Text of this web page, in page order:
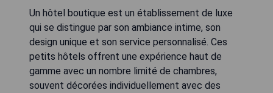
Un hôtel boutique est un établissement de luxe
qui se distingue par son ambiance intime, son
design unique et son service personnalisé. Ces
petits hôtels offrent une expérience haut de
gamme avec un nombre limité de chambres,
souvent décorées individuellement avec des